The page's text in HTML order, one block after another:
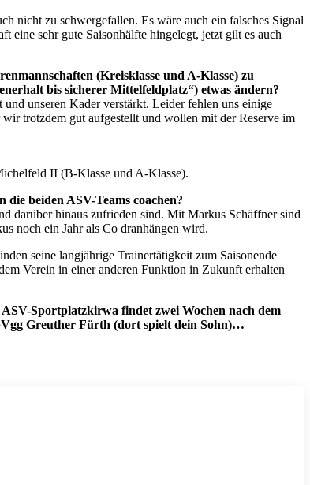
nicht zu schwergefallen. Es wäre auch ein falsches Signal
eine sehr gute Saisonhälfte hingelegt, jetzt gilt es auch
(Kreisklasse und A-Klasse) zu
bis sicherer Mittelfeldplatz“) etwas ändern?
unseren Kader verstärkt. Leider fehlen uns einige
trotzdem gut aufgestellt und wollen mit der Reserve im
II (B-Klasse und A-Klasse).
beiden ASV-Teams coachen?
darüber hinaus zufrieden sind. Mit Markus Schäffner sind
noch ein Jahr als Co dranhängen wird.
seine langjährige Trainertätigkeit zum Saisonende
Verein in einer anderen Funktion in Zukunft erhalten
Sportplatzkirwa findet zwei Wochen nach dem
Greuther Fürth (dort spielt dein Sohn)…